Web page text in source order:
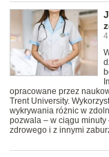
opracowane przez
Trent University.
wykrywania różnic w
pozwala – w ciągu
zdrowego i z innymi